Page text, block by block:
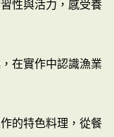
性與活力，感受養
在實作中認識漁業
的特色料理，從餐